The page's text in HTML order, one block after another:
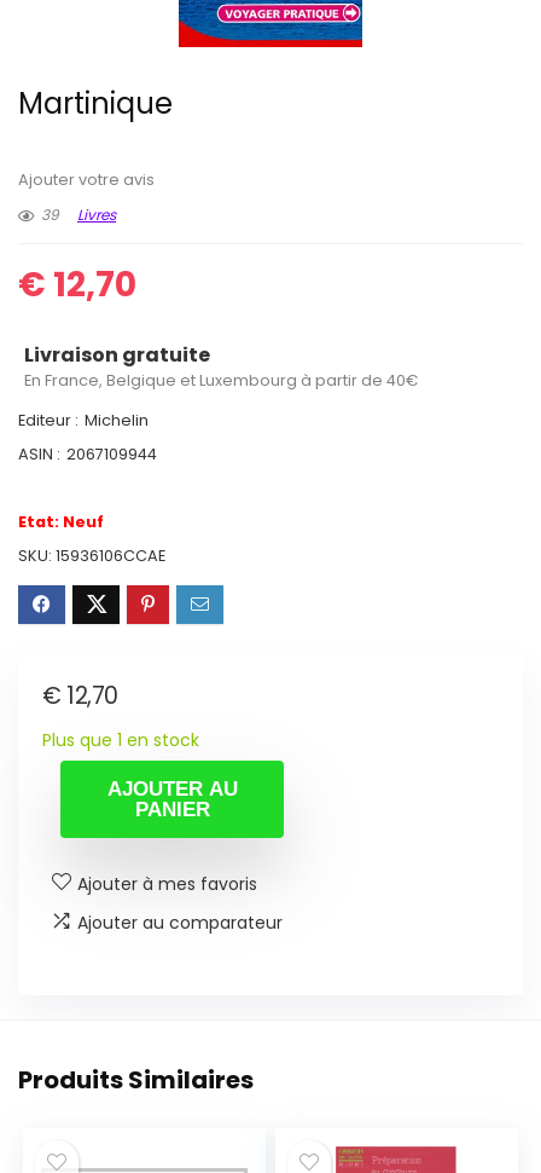
Martinique
Ajouter votre avis
39
Livres
€ 12,70
Livraison gratuite
En France, Belgique et Luxembourg à partir de 40€
Editeur : Michelin
ASIN : 2067109944
Etat: Neuf
SKU: 15936106CCAE
€ 12,70
Plus que 1 en stock
AJOUTER AU
PANIER
Ajouter à mes favoris
Ajouter au comparateur
Produits Similaires